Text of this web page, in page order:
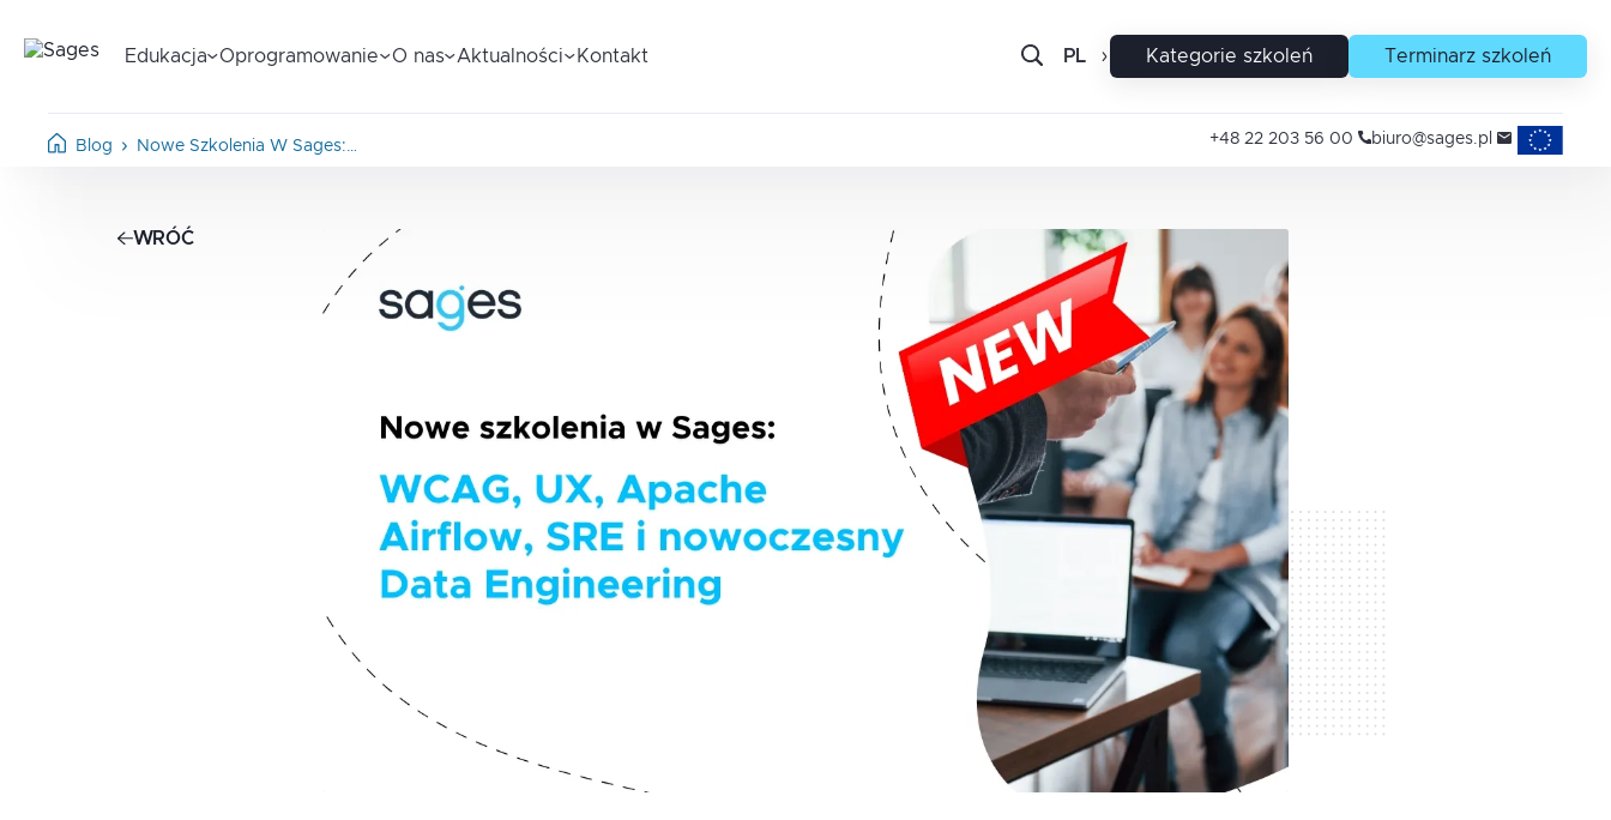
Edukacja Oprogramowanie O nas Aktualności Kontakt PL EN Kategorie szkoleń Terminarz szkoleń
Blog Nowe Szkolenia W Sages:… +48 22 203 56 00 biuro@sages.pl Projekty
WRÓĆ